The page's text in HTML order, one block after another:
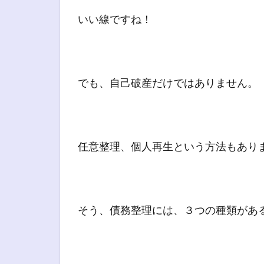
いい線ですね！
でも、自己破産だけではありません。
任意整理、個人再生という方法もあり
そう、債務整理には、３つの種類があ